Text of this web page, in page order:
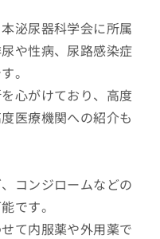
泌尿器科学会に所属
や性病、尿路感染症
。
心がけており、高度
医療機関への紹介も
コンジロームなどの
です。
て内服薬や外用薬で